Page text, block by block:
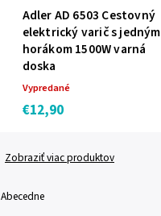
Adler AD 6503 Cestovný
elektrický varič s jedným
horákom 1500W varná
doska
Vypredané
€12,90
Zobraziť viac produktov
Abecedne